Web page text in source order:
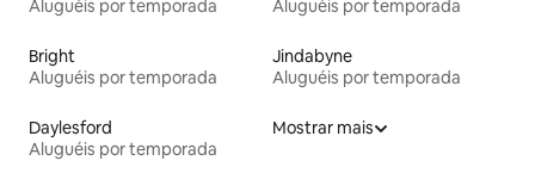
Aluguéis por temporada
Aluguéis por temporada
Bright
Aluguéis por temporada
Jindabyne
Aluguéis por temporada
Daylesford
Aluguéis por temporada
Mostrar mais